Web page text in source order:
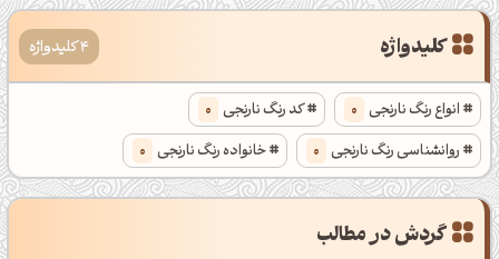
کلیدواژه 4 کلیدواژه
انواع رنگ نارنجی 0 کد رنگ نارنجی 0
روانشناسی رنگ نارنجی 0 خانواده رنگ نارنجی 0
گردش در مطالب